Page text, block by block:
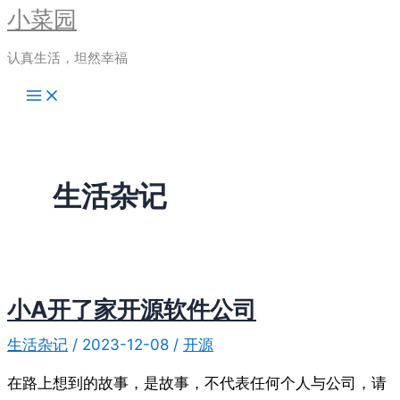
跳
内
小菜园
认真生活，坦然幸福
Main
Menu
生活杂记
小A开了家开源软件公司
生活杂记 / 2023-12-08 / 开源
在路上想到的故事，是故事，不代表任何个人与公司，请